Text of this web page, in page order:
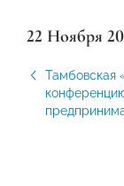
22 Ноября